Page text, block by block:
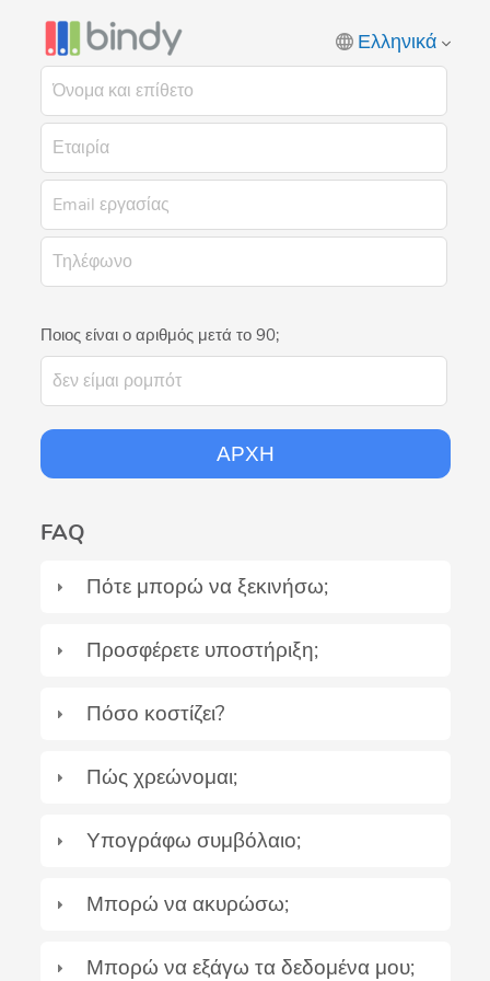
Ελληνικά
Ποιος είναι ο αριθμός μετά το 90;
FAQ
Πότε μπορώ να ξεκινήσω;
Προσφέρετε υποστήριξη;
Πόσο κοστίζει?
Πώς χρεώνομαι;
Υπογράφω συμβόλαιο;
Μπορώ να ακυρώσω;
Μπορώ να εξάγω τα δεδομένα μου;